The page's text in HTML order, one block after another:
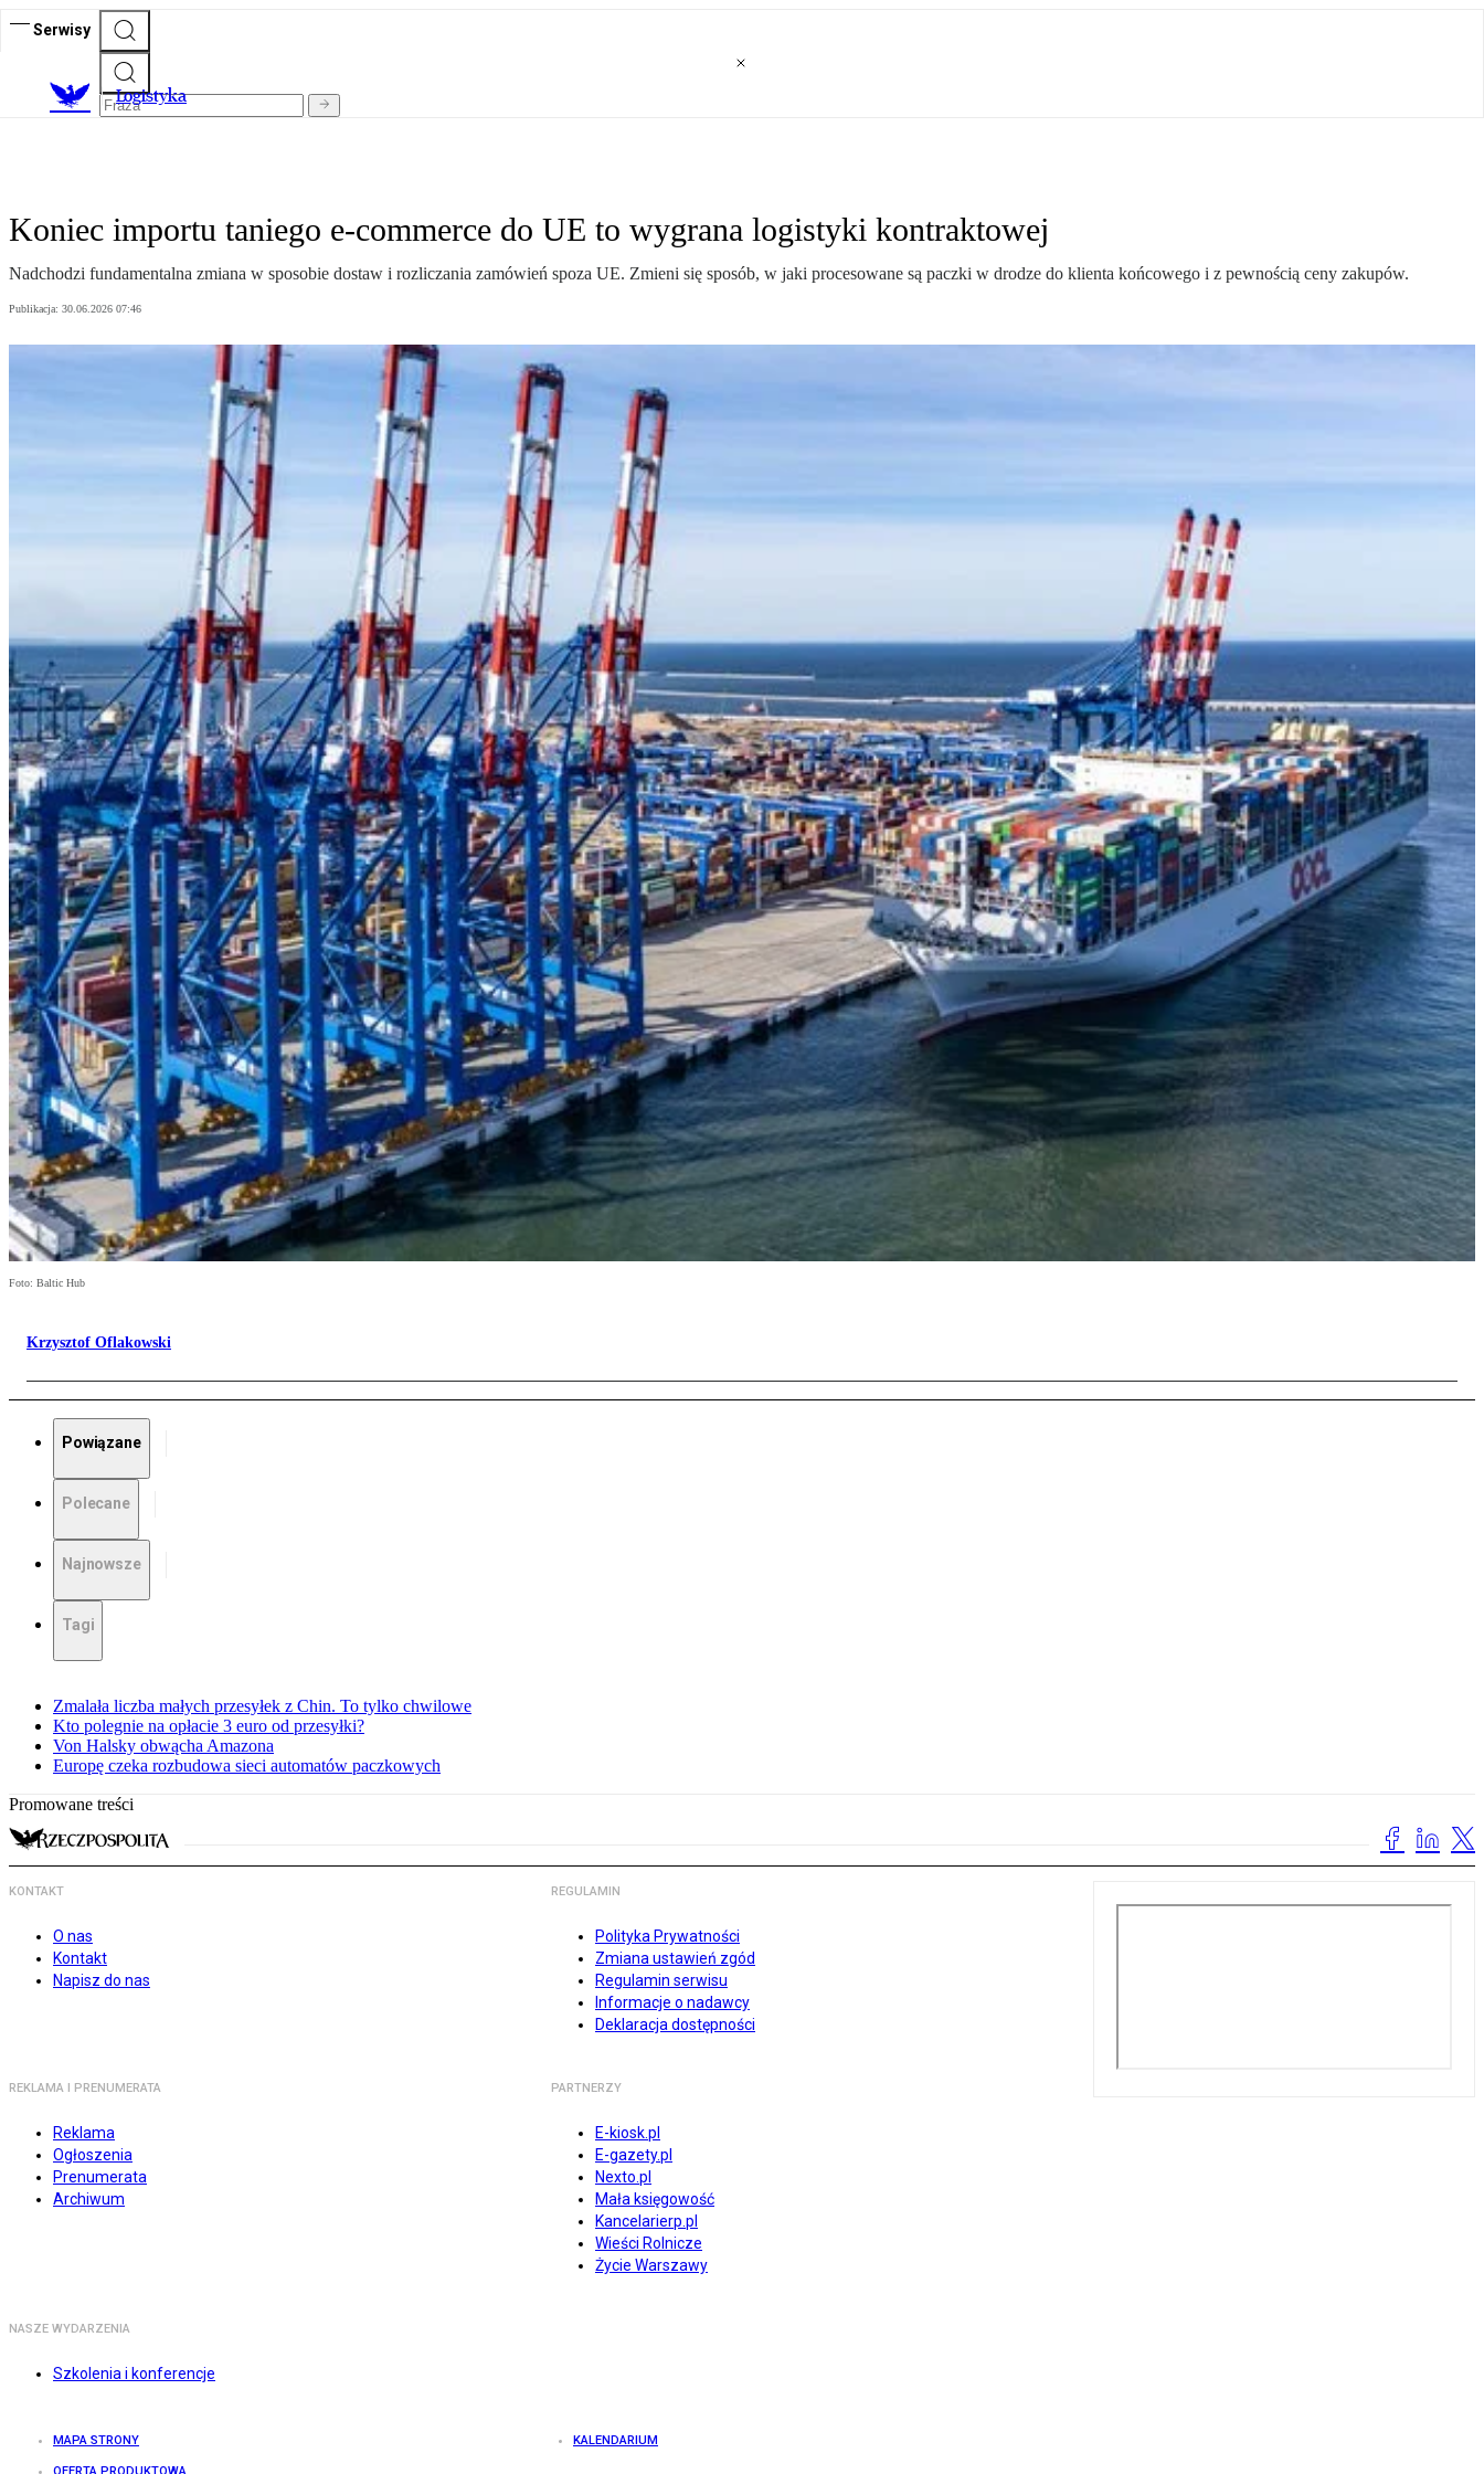
Serwisy
Logistyka
Koniec importu taniego e-commerce do UE to wygrana logistyki kontraktowej
Nadchodzi fundamentalna zmiana w sposobie dostaw i rozliczania zamówień spoza UE. Zmieni się sposób, w jaki procesowane są paczki w drodze do klienta końcowego i z pewnością ceny zakupów.
Publikacja: 30.06.2026 07:46
Foto: Baltic Hub
Krzysztof Oflakowski
Powiązane
Polecane
Najnowsze
Tagi
Zmalała liczba małych przesyłek z Chin. To tylko chwilowe
Kto polegnie na opłacie 3 euro od przesyłki?
Von Halsky obwącha Amazona
Europę czeka rozbudowa sieci automatów paczkowych
Promowane treści
KONTAKT
O nas
Kontakt
Napisz do nas
REGULAMIN
Polityka Prywatności
Zmiana ustawień zgód
Regulamin serwisu
Informacje o nadawcy
Deklaracja dostępności
REKLAMA I PRENUMERATA
Reklama
Ogłoszenia
Prenumerata
Archiwum
PARTNERZY
E-kiosk.pl
E-gazety.pl
Nexto.pl
Mała księgowość
Kancelarierp.pl
Wieści Rolnicze
Życie Warszawy
NASZE WYDARZENIA
Szkolenia i konferencje
MAPA STRONY KALENDARIUM